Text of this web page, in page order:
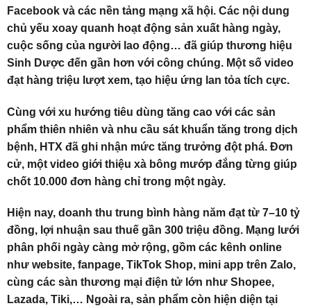
Facebook và các nền tảng mạng xã hội. Các nội dung
chủ yếu xoay quanh hoạt động sản xuất hàng ngày,
cuộc sống của người lao động… đã giúp thương hiệu
Sinh Dược đến gần hơn với công chúng. Một số video
đạt hàng triệu lượt xem, tạo hiệu ứng lan tỏa tích cực.
Cùng với xu hướng tiêu dùng tăng cao với các sản
phẩm thiên nhiên và nhu cầu sát khuẩn tăng trong dịch
bệnh, HTX đã ghi nhận mức tăng trưởng đột phá. Đơn
cử, một video giới thiệu xà bông mướp đắng từng giúp
chốt 10.000 đơn hàng chỉ trong một ngày.
Hiện nay, doanh thu trung bình hàng năm đạt từ 7–10 tỷ
đồng, lợi nhuận sau thuế gần 300 triệu đồng. Mạng lưới
phân phối ngày càng mở rộng, gồm các kênh online
như website, fanpage, TikTok Shop, mini app trên Zalo,
cùng các sàn thương mại điện tử lớn như Shopee,
Lazada, Tiki,… Ngoài ra, sản phẩm còn hiện diện tại